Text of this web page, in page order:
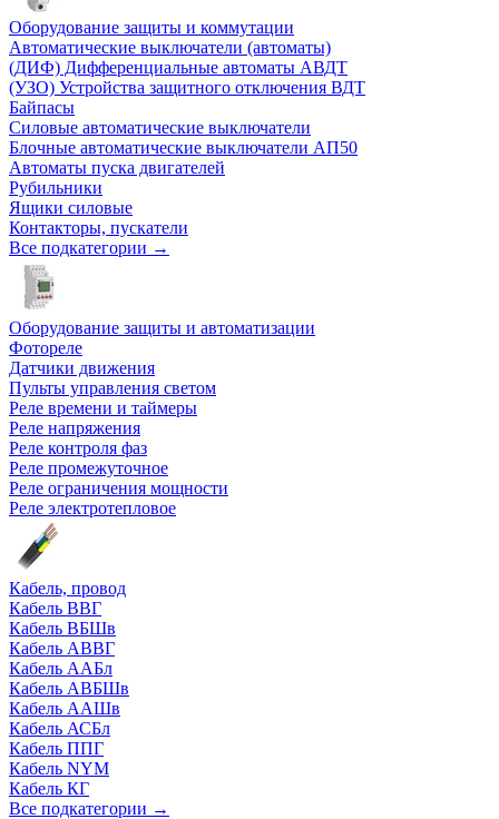
Оборудование защиты и коммутации
Автоматические выключатели (автоматы)
(ДИФ) Дифференциальные автоматы АВДТ
(УЗО) Устройства защитного отключения ВДТ
Байпасы
Силовые автоматические выключатели
Блочные автоматические выключатели АП50
Автоматы пуска двигателей
Рубильники
Ящики силовые
Контакторы, пускатели
Все подкатегории →
Оборудование защиты и автоматизации
Фотореле
Датчики движения
Пульты управления светом
Реле времени и таймеры
Реле напряжения
Реле контроля фаз
Реле промежуточное
Реле ограничения мощности
Реле электротепловое
Кабель, провод
Кабель ВВГ
Кабель ВБШв
Кабель АВВГ
Кабель ААБл
Кабель АВБШв
Кабель ААШв
Кабель АСБл
Кабель ППГ
Кабель NYM
Кабель КГ
Все подкатегории →